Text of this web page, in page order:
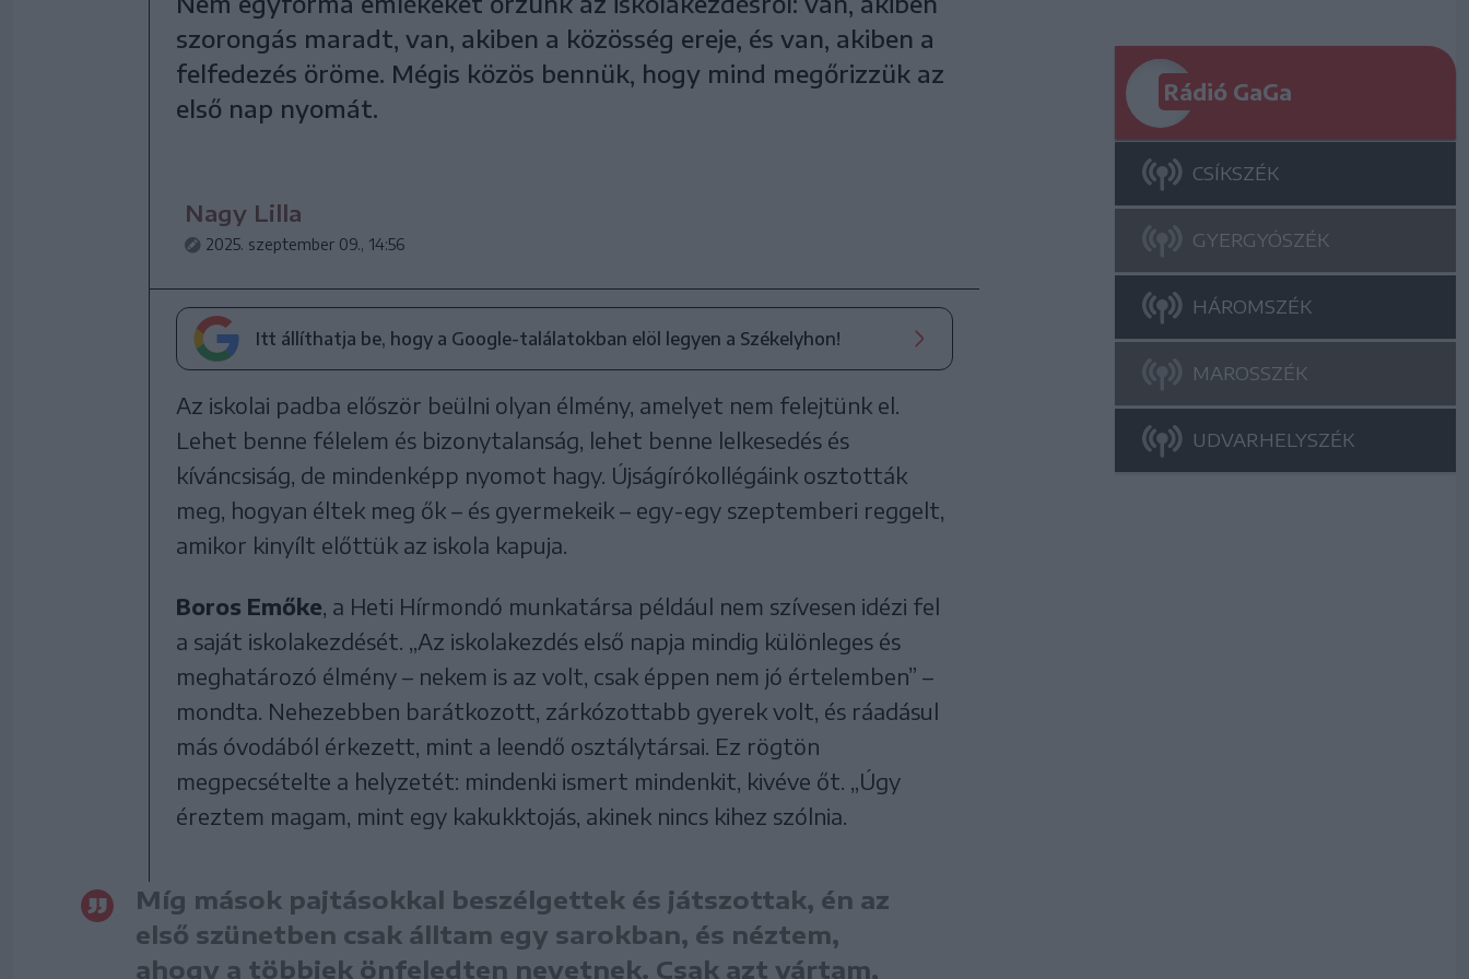
szorongás maradt, van, akiben a közösség ereje, és van, akiben a
felfedezés öröme. Mégis közös bennük, hogy mind megőrizzük az
első nap nyomát.
Nagy Lilla
2025. szeptember 09., 14:56
Itt állíthatja be, hogy a Google-találatokban elöl legyen a Székelyhon!
Az iskolai padba először beülni olyan élmény, amelyet nem felejtünk el.
Lehet benne félelem és bizonytalanság, lehet benne lelkesedés és
kíváncsiság, de mindenképp nyomot hagy. Újságírókollégáink osztották
meg, hogyan éltek meg ők – és gyermekeik – egy-egy szeptemberi reggelt,
amikor kinyílt előttük az iskola kapuja.
Boros Emőke , a Heti Hírmondó munkatársa például nem szívesen idézi fel
a saját iskolakezdését. „Az iskolakezdés első napja mindig különleges és
meghatározó élmény – nekem is az volt, csak éppen nem jó értelemben” –
mondta. Nehezebben barátkozott, zárkózottabb gyerek volt, és ráadásul
más óvodából érkezett, mint a leendő osztálytársai. Ez rögtön
megpecsételte a helyzetét: mindenki ismert mindenkit, kivéve őt. „Úgy
éreztem magam, mint egy kakukktojás, akinek nincs kihez szólnia.
Míg mások pajtásokkal beszélgettek és játszottak, én az
első szünetben csak álltam egy sarokban, és néztem,
ahogy a többiek önfeledten nevetnek. Csak azt vártam,
Rádió GaGa
CSÍKSZÉK
GYERGYÓSZÉK
HÁROMSZÉK
MAROSSZÉK
UDVARHELYSZÉK